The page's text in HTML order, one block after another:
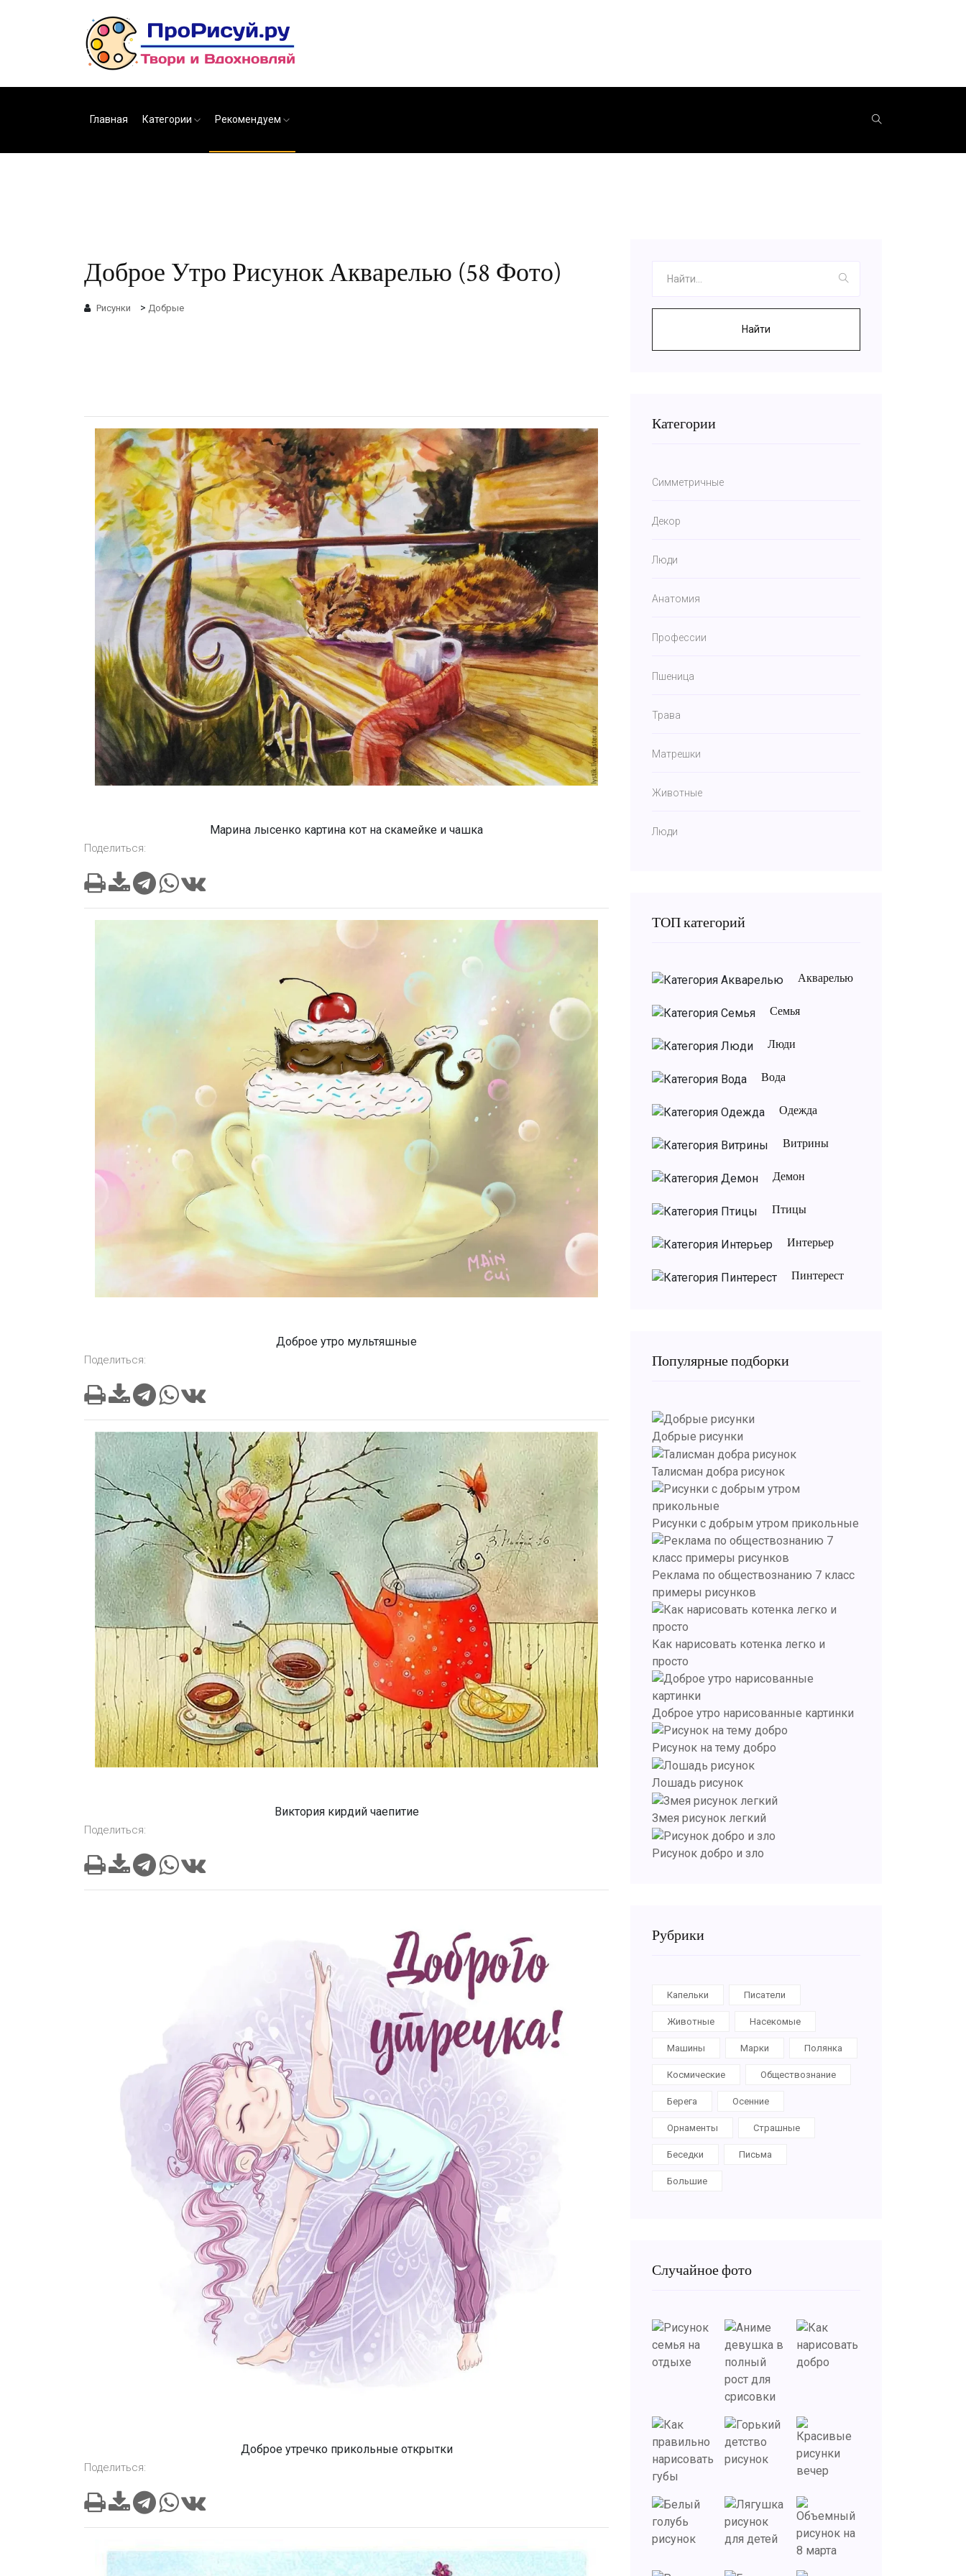
Главная Категории Рекомендуем
Доброе Утро Рисунок Акварелью (58 Фото)
Рисунки > Добрые
Марина лысенко картина кот на скамейке и чашка
Поделиться:
Доброе утро мультяшные
Поделиться:
Виктория кирдий чаепитие
Поделиться:
Доброе утречко прикольные открытки
Поделиться:
Найти
Категории
Симметричные
Декор
Люди
Анатомия
Профессии
Пшеница
Трава
Матрешки
Животные
Люди
ТОП категорий
Акварелью
Семья
Люди
Вода
Одежда
Витрины
Демон
Птицы
Интерьер
Пинтерест
Популярные подборки
Добрые рисунки
Талисман добра рисунок
Рисунки с добрым утром прикольные
Реклама по обществознанию 7 класс
примеры рисунков
Как нарисовать котенка легко и
просто
Доброе утро нарисованные картинки
Рисунок на тему добро
Лошадь рисунок
Змея рисунок легкий
Рисунок добро и зло
Рубрики
Капельки Писатели
Животные Насекомые
Машины Марки Полянка
Космические Обществознание
Берега Осенние
Орнаменты Страшные
Беседки Письма
Большие
Случайное фото